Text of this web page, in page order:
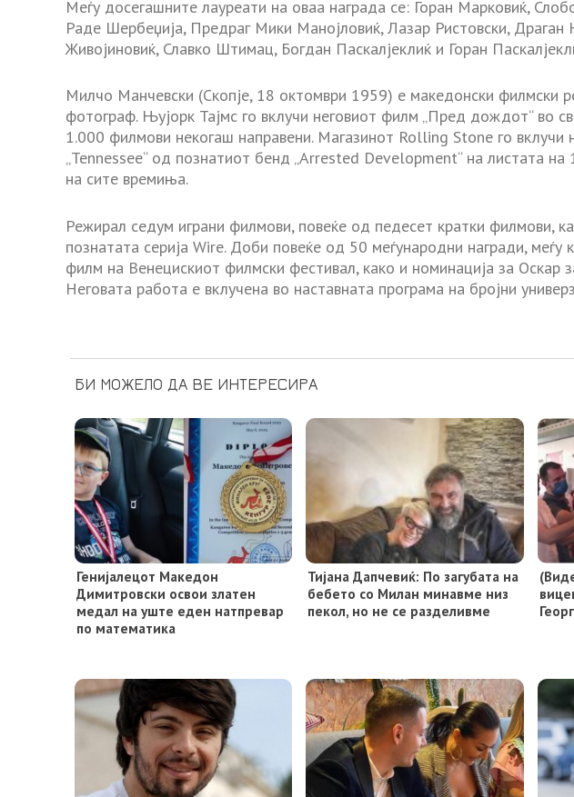
Меѓу досегашните лауреати на оваа награда се: Горан Марковиќ,
Раде Шербеџија, Предраг Мики Манојловиќ, Лазар Ристовски, Драган
Живојиновиќ, Славко Штимац, Богдан Паскалјеклиќ и Горан
Милчо Манчевски (Скопје, 18 октомври 1959) е македонски филмски
фотограф. Њујорк Тајмс го вклучи неговиот филм „Пред дождот“ во
1.000 филмови некогаш направени. Магазинот Rolling Stone го вклучи
„Tennessee“ од познатиот бенд „Arrested Development“ на листата
на сите времиња.
Режирал седум играни филмови, повеќе од педесет кратки филмови,
познатата серија Wire. Доби повеќе од 50 меѓународни награди, меѓу
филм на Венецискиот филмски фестивал, како и номинација за Оскар
Неговата работа е вклучена во наставната програма на бројни
БИ МОЖЕЛО ДА ВЕ ИНТЕРЕСИРА
Генијалецот Македон
Димитровски освои златен
медал на уште еден натпревар
по математика
Тијана Дапчевиќ: По загубата на
бебето со Милан минавме низ
пекол, но не се разделивме